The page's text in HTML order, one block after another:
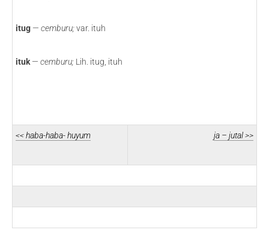
itug — cemburu;var. ituh
ituk — cemburu; Lih. itug, ituh
<< haba-haba- huyum ja – jutal >>